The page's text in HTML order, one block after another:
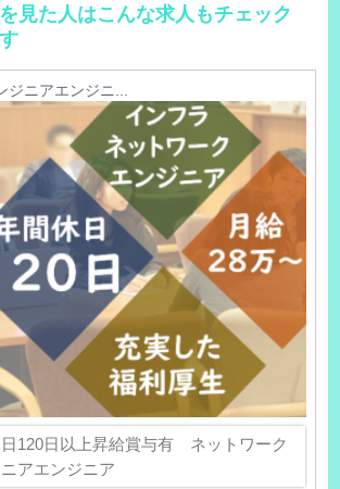
見た人はこんな求人もチェック
ニアエンジニ...
120日以上昇給賞与有 ネットワーク
アエンジニア